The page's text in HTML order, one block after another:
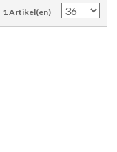
1 Artikel(en)